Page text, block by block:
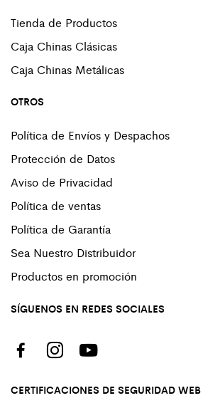
Tienda de Productos
Caja Chinas Clásicas
Caja Chinas Metálicas
OTROS
Política de Envíos y Despachos
Protección de Datos
Aviso de Privacidad
Política de ventas
Política de Garantía
Sea Nuestro Distribuidor
Productos en promoción
SÍGUENOS EN REDES SOCIALES
CERTIFICACIONES DE SEGURIDAD WEB